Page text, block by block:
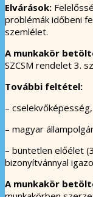
Elvárások:
problémák időbeni
szemlélet.
A munkakör
SZCSM rendelet 3.
További feltétel:
– cselekvőképesség,
– magyar
– büntetlen előélet
bizonyítvánnyal
A munkakör